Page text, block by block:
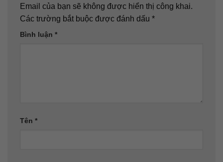
Email của bạn sẽ không được hiển thị công khai.
Các trường bắt buộc được đánh dấu *
Bình luận *
Tên *